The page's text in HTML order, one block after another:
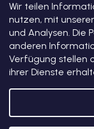
Wir teilen
nutzen, mit
und Analysen. Die
anderen
Verfügung stellen
ihrer Dienste
Erstellt von